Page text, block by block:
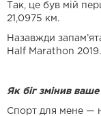
Так, це був мій
21,0975 км.
Назавжди
Half Marathon
Як біг змінив
Спорт для мене —